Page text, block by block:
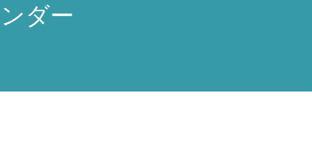
ダー